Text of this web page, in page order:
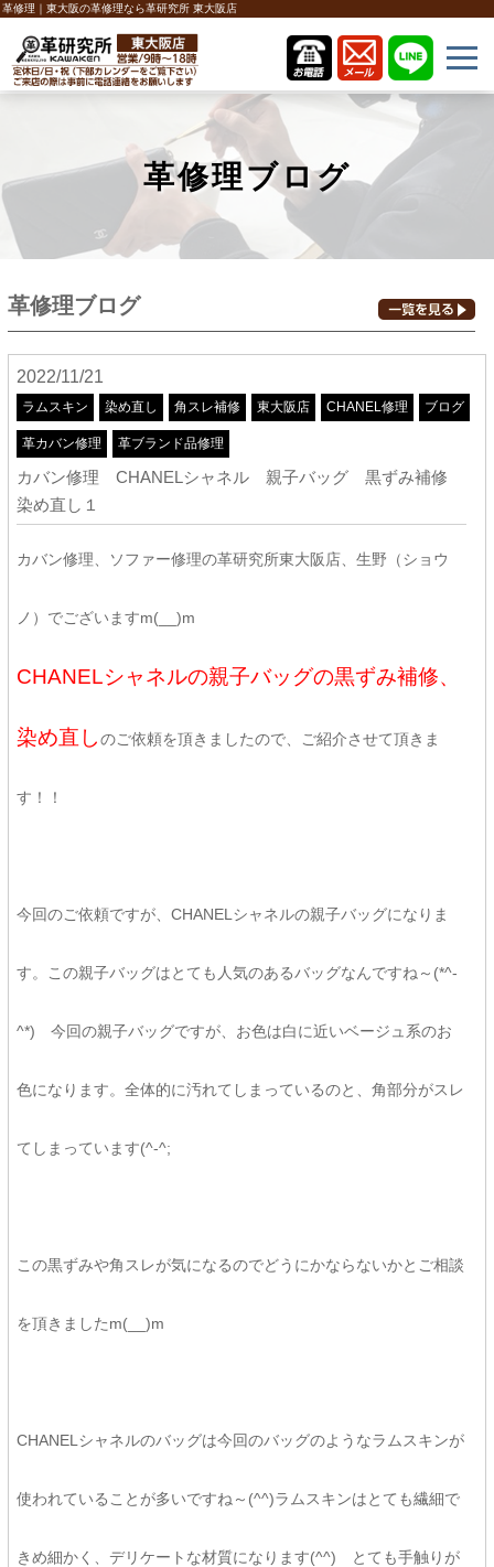
革修理｜東大阪の革修理なら革研究所 東大阪店
革修理ブログ
革修理ブログ
2022/11/21
ラムスキン 染め直し 角スレ補修 東大阪店 CHANEL修理 ブログ
革カバン修理 革ブランド品修理
カバン修理 CHANELシャネル 親子バッグ 黒ずみ補修
染め直し１
カバン修理、ソファー修理の革研究所東大阪店、生野（ショウ
ノ）でございますm(__)m
CHANELシャネルの親子バッグの黒ずみ補修、
染め直しのご依頼を頂きましたので、ご紹介させて頂きま
す！！
今回のご依頼ですが、CHANELシャネルの親子バッグになりま
す。この親子バッグはとても人気のあるバッグなんですね～(*^-
^*) 今回の親子バッグですが、お色は白に近いベージュ系のお
色になります。全体的に汚れてしまっているのと、角部分がスレ
てしまっています(^-^;
この黒ずみや角スレが気になるのでどうにかならないかとご相談
を頂きましたm(__)m
CHANELシャネルのバッグは今回のバッグのようなラムスキンが
使われていることが多いですね～(^^)ラムスキンはとても繊細で
きめ細かく、デリケートな材質になります(^^) とても手触りが